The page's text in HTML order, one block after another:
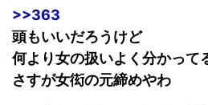
>>363
頭もいいだろうけど
何より女の扱いよく分かって
さすが女衒の元締めやわ